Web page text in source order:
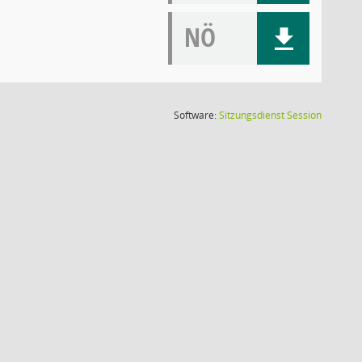
NÖ
Software:SitzungsdienstSession(Wird in